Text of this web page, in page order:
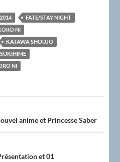
2014
FATE/STAY NIGHT
NI
KATAWA SHOUJO
NI
anime et Princesse Saber
et 01